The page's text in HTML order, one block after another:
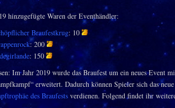
hinzugefügte Waren der Eventhändler:
Braufestkrug: 10
: 200
: 150
Im Jahr 2019 wurde das Braufest um ein neues Event
erweitert. Dadurch können Spieler sich das
des Braufestsverdienen. Folgend findet ihr